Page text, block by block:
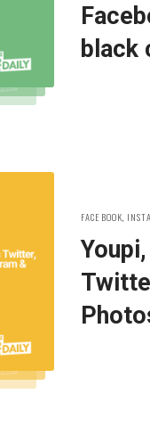
black
POSTED
FACEBOOK,